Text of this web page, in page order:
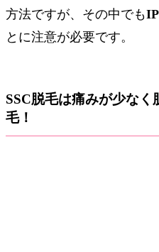
方法ですが、その中でも
とに注意が必要です。
SSC脱毛は痛みが少な
毛！